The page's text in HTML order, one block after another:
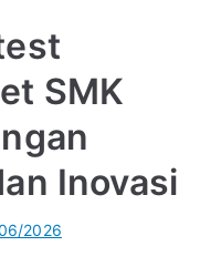
SMK
Inovasi
2026